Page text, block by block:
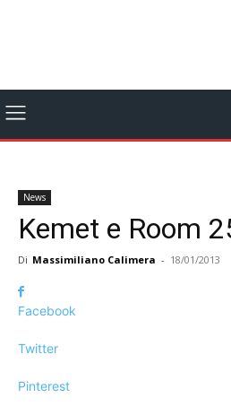
News
Kemet e Room
Di Massimiliano Calimera - 18/01/2013
Facebook
Twitter
Pinterest